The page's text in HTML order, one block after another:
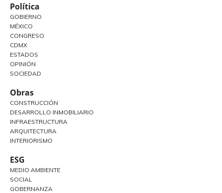
Política
GOBIERNO
MÉXICO
CONGRESO
CDMX
ESTADOS
OPINIÓN
SOCIEDAD
Obras
CONSTRUCCIÓN
DESARROLLO INMOBILIARIO
INFRAESTRUCTURA
ARQUITECTURA
INTERIORISMO
ESG
MEDIO AMBIENTE
SOCIAL
GOBERNANZA